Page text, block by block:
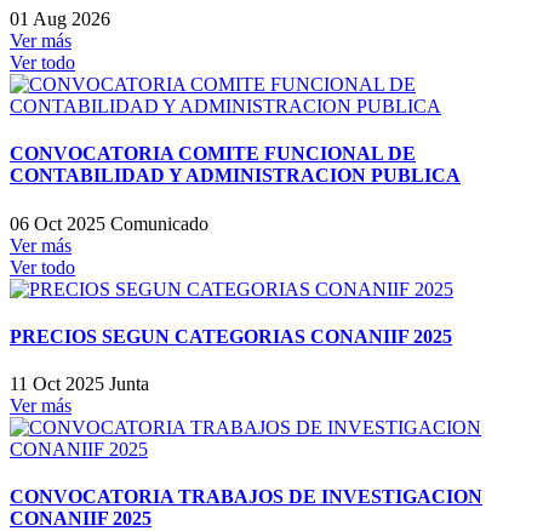
01 Aug 2026
Ver más
Ver todo
CONVOCATORIA COMITE FUNCIONAL DE
CONTABILIDAD Y ADMINISTRACION PUBLICA
06 Oct 2025 Comunicado
Ver más
Ver todo
PRECIOS SEGUN CATEGORIAS CONANIIF 2025
11 Oct 2025 Junta
Ver más
CONVOCATORIA TRABAJOS DE INVESTIGACION
CONANIIF 2025